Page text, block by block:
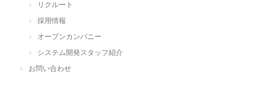
リクルート
採用情報
オープンカンパニー
システム開発スタッフ紹介
お問い合わせ